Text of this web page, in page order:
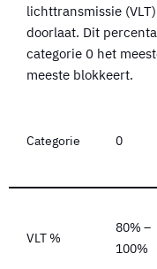
lichttransmissie
doorlaat. Dit
categorie 0 het
meeste blokkeert.
Categorie 0
VLT %
80% –
100%